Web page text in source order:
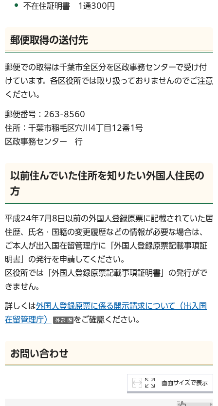
不在住証明書 1通300円
郵便取得の送付先
郵便での取得は千葉市全区分を区政事務センターで受け付
けています。各区役所では取り扱っておりませんのでご注意
ください。
郵便番号：263-8560
住所：千葉市稲毛区穴川4丁目12番1号
区政事務センター 行
以前住んでいた住所を知りたい外国人住民の
方
平成24年7月8日以前の外国人登録原票に記載されていた居
住歴、氏名・国籍の変更履歴などの情報が必要な場合は、
ご本人が出入国在留管理庁に「外国人登録原票記載事項証
明書」の発行を申請してください。
区役所では「外国人登録原票記載事項証明書」の発行がで
きません。
詳しくは外国人登録原票に係る開示請求について（出入国
在留管理庁）
（外部サイトへリンク）
をご確認ください。
お問い合わせ
画面サイズで表示